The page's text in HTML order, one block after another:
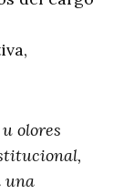
olores
una